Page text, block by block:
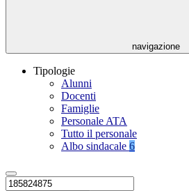
navigazione
Tipologie
Alunni
Docenti
Famiglie
Personale ATA
Tutto il personale
Albo sindacale 6